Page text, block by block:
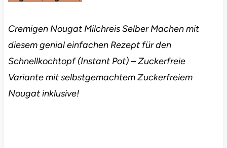
Cremigen Nougat Milchreis Selber Machen mit
diesem genial einfachen Rezept für den
Schnellkochtopf (Instant Pot) – Zuckerfreie
Variante mit selbstgemachtem Zuckerfreiem
Nougat inklusive!